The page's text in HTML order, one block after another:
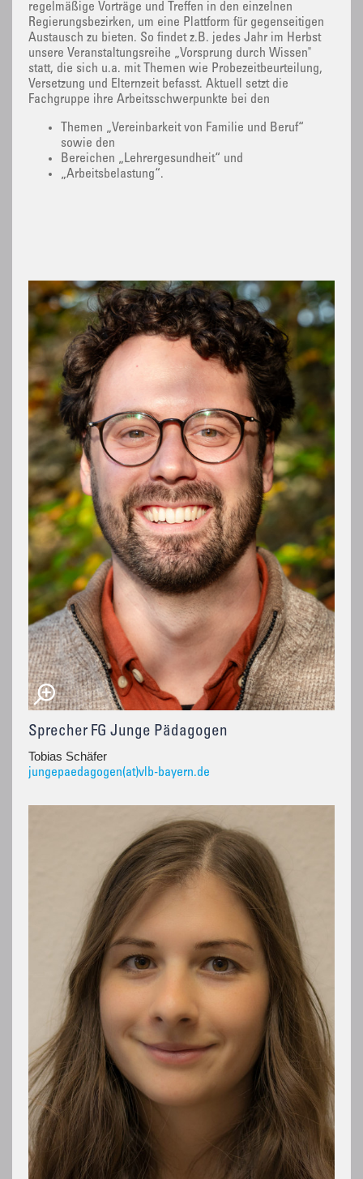
regelmäßige Vorträge und Treffen in den einzelnen
Regierungsbezirken, um eine Plattform für gegenseitigen
Austausch zu bieten. So findet z.B. jedes Jahr im Herbst
unsere Veranstaltungsreihe „Vorsprung durch Wissen"
statt, die sich u.a. mit Themen wie Probezeitbeurteilung,
Versetzung und Elternzeit befasst. Aktuell setzt die
Fachgruppe ihre Arbeitsschwerpunkte bei den
Themen „Vereinbarkeit von Familie und Beruf“
sowie den
Bereichen „Lehrergesundheit“ und
„Arbeitsbelastung“.
Sprecher FG Junge Pädagogen
Tobias Schäfer
jungepaedagogen(at)vlb-bayern.de